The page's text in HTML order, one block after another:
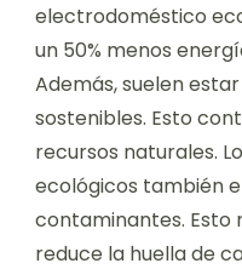
electrodoméstico
un 50% menos
Además, suelen
sostenibles. Esto
recursos naturales.
ecológicos también
contaminantes. Esto
reduce la huella de